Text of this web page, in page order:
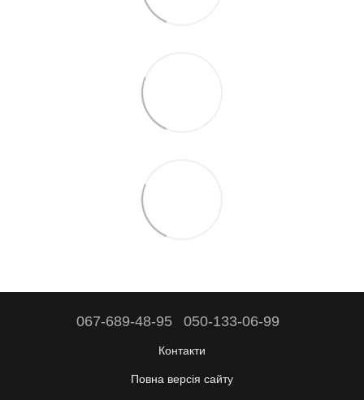
067-689-48-95 050-133-06-99
Контакти
Повна версія сайту